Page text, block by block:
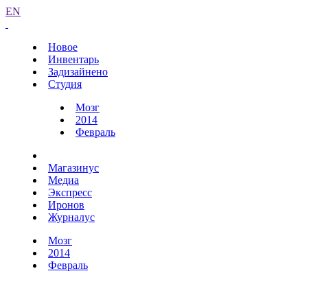
EN
Новое
Инвентарь
Задизайнено
Студия
Мозг
2014
Февраль
Магазинус
Медиа
Экспресс
Иронов
Журналус
Мозг
2014
Февраль